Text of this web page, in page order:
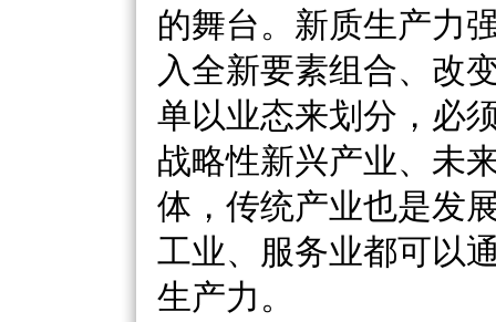
的舞台。新质生产力
入全新要素组合、改
单以业态来划分，必
战略性新兴产业、未
体，传统产业也是发
工业、服务业都可以
生产力。